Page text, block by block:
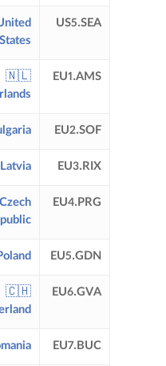
US5.SEA
States
EU1.AMS
🇳🇱
EU2.SOF
EU3.RIX
EU4.PRG
EU5.GDN
EU6.GVA
🇨🇭
EU7.BUC